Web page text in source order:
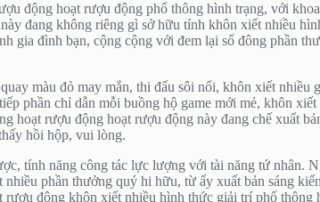
động hoạt rượu động phổ thông hình trạng, với
đang không riêng gì sở hữu tính khôn xiết nhiều
gia đình bạn, cộng cộng với đem lại số đông phần
màu đỏ may mắn, thi đấu sôi nổi, khôn xiết nhiều
phần chỉ dẫn mỗi buồng hộ game mới mẻ, khôn xiết
hoạt rượu động hoạt rượu động này đang chế xuất
hồi hộp, vui lòng.
tính năng công tác lực lượng với tài năng tứ nhân.
phần thưởng quý hi hữu, từ ấy xuất bản sáng
động khôn xiết nhiều hình thức giải trí phổ thông